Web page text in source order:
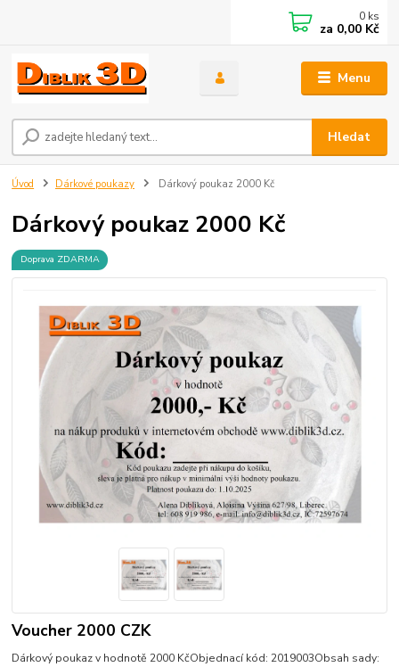
Menu
Hledat
0 ks
za 0,00 Kč
Úvod Dárkové poukazy Dárkový poukaz 2000 Kč
Dárkový poukaz 2000 Kč
Doprava ZDARMA
Voucher 2000 CZK
Dárkový poukaz v hodnotě 2000 KčObjednací kód: 2019003Obsah sady: